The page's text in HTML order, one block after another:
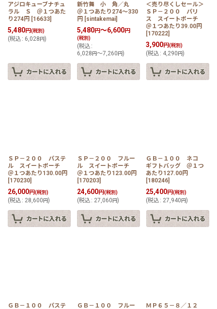
アジロキューブナチュ
ラル Ｓ ＠１つあた
り274円 [16633]
5,480円(税別)
(税込 : 6,028 円)
新竹舞 小 角／丸
＠１つあたり274〜330
円 [sintakemai]
5,480円～6,600円
(税別)
(税込 :
6,028 円～7,260 円)
＜売り尽くしセール＞
ＳＰ－２００ パリ
ス スイートポーチ
＠１つあたり39.00円
[170222]
3,900円(税別)
(税込 : 4,290円)
ＳＰ－２００ パステ
ル スイートポーチ
＠１つあたり130.00円
[170230]
26,000円(税別)
(税込 : 28,600 円)
ＳＰ－２００ フルー
ル スイートポーチ
＠１つあたり123.00円
[170203]
24,600円(税別)
(税込 : 27,060 円)
ＧＢ－１００ ネコ
ギフトバッグ ＠１つ
あたり127.00円
[180246]
25,400円(税別)
(税込 : 27,940円)
ＧＢ－１００ パステ
ＧＢ－１００ フルー
ＭＰ６５－８／１２